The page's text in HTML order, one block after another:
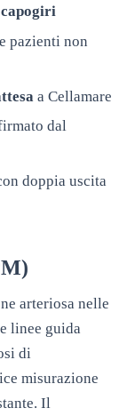
capogiri
e pazienti non
a Cellamare
dal
doppia uscita
arteriosa nelle
linee guida
di
misurazione
Il